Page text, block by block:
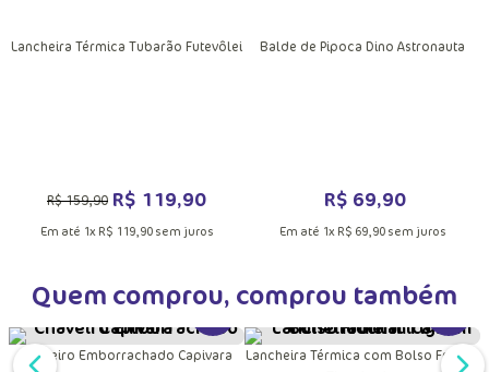
R$159,90 R$ 119,90
Em até 1x R$ 119,90sem juros
R$ 69,90
Em até 1x R$ 69,90sem juros
Quem comprou, comprou também